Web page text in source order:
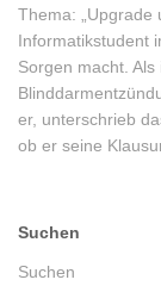
Thema: „Upgrade
Informatikstudent
Sorgen macht.
er, unterschrieb
ob er seine
Suchen